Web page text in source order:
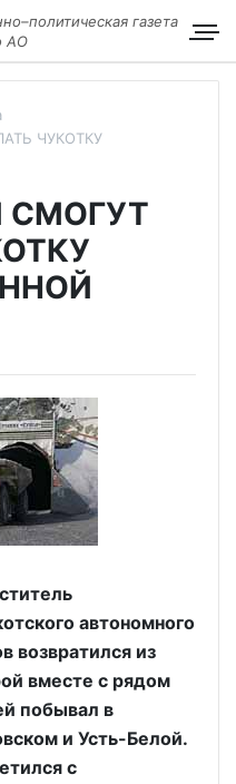
газета
АО
ЧУКОТКУ
автономного
возвратился из
вместе с рядом
побывал в
и Усть-Белой.
с